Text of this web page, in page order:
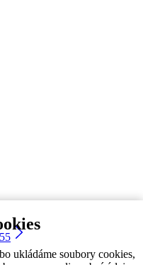
ukládáme soubory cookies,